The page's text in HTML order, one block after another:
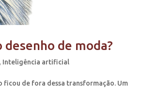
de moda?
, Inteligência artificial
ficou de fora dessa transformação. Um